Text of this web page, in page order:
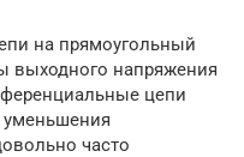
на прямоугольный
напряжения
цепи
уменьшения
часто